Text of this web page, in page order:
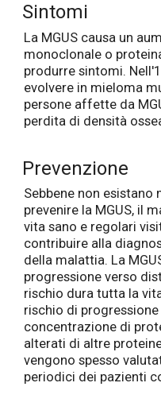
Sintomi
La MGUS causa un
monoclonale o
produrre sintomi.
evolvere in mieloma
persone affette da
perdita di densità
Prevenzione
Sebbene non esistano
prevenire la MGUS, il
vita sano e regolari
contribuire alla
della malattia. La
progressione verso
rischio dura tutta la
rischio di
concentrazione di
alterati di altre
vengono spesso
periodici dei pazienti